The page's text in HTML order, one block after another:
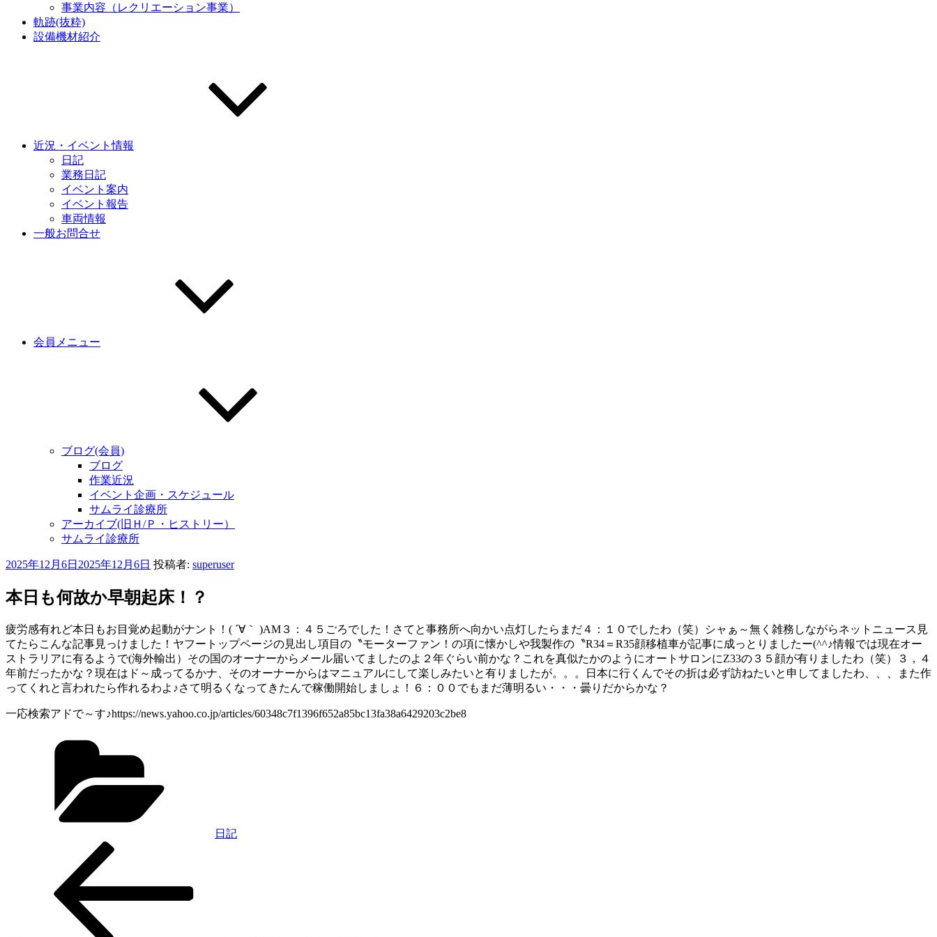
事業内容（レクリエーション事業）
軌跡(抜粋)
設備機材紹介
近況・イベント情報
日記
業務日記
イベント案内
イベント報告
車両情報
一般お問合せ
会員メニュー
ブログ(会員)
ブログ
作業近況
イベント企画・スケジュール
サムライ診療所
アーカイブ(旧Ｈ/Ｐ・ヒストリー）
サムライ診療所
投
日:
2025年12月6日 2025年12月6日 投稿者: superuser
本日も何故か早朝起床！？
疲労感有れど本日もお目覚め起動がナント！( ´∀｀ )AM３：４５ごろでした！さてと事務所へ向かい点灯したらまだ４：１０でしたわ（笑）シャぁ～無く雑務しながらネットニュース見
てたらこんな記事見っけました！ヤフートップページの見出し項目の〝モーターファン！の項に懐かしや我製作の〝R34＝R35顔移植車が記事に成っとりましたー(^^♪情報では現在オー
ストラリアに有るようで(海外輸出）その国のオーナーからメール届いてましたのよ２年ぐらい前かな？これを真似たかのようにオートサロンにZ33の３５顔が有りましたわ（笑）３，４
年前だったかな？現在はド～成ってるかナ、そのオーナーからはマニュアルにして楽しみたいと有りましたが。。。日本に行くんでその折は必ず訪ねたいと申してましたわ、、、また作
ってくれと言われたら作れるわよ♪さて明るくなってきたんで稼働開始しましょ！６：００でもまだ薄明るい・・・曇りだからかな？
一応検索アドで～す♪https://news.yahoo.co.jp/articles/60348c7f1396f652a85bc13fa38a6429203c2be8
日記